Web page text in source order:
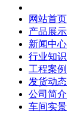
网站首页
产品展示
新闻中心
行业知识
工程案例
发货动态
公司简介
车间实景